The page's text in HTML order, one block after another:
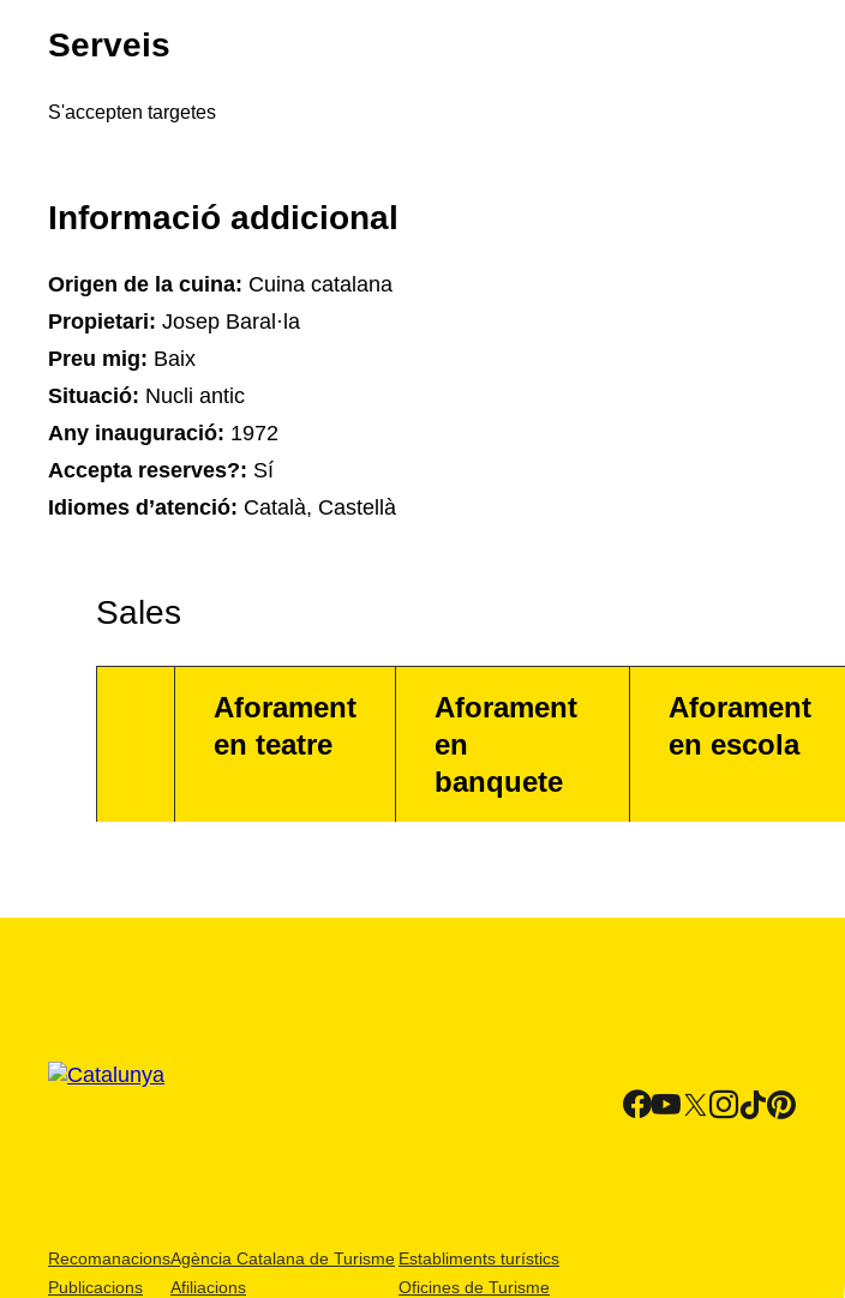
Serveis
S'accepten targetes
Informació addicional
Origen de la cuina: Cuina catalana
Propietari: Josep Baral·la
Preu mig: Baix
Situació: Nucli antic
Any inauguració: 1972
Accepta reserves?: Sí
Idiomes d’atenció: Català, Castellà
Sales
Aforament
en teatre
Aforament
en
banquete
Aforament
en escola
Recomanacions
Publicacions
Agència Catalana de Turisme
Afiliacions
Establiments turístics
Oficines de Turisme